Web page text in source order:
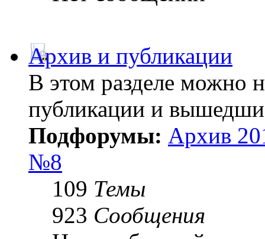
Архив и публикации
В этом разделе можно
публикации и
Подфорумы: Архив
№8
109 Темы
923 Сообщения